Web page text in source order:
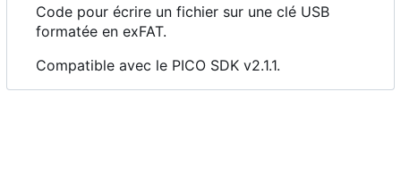
Code pour écrire un fichier sur une clé USB
formatée en exFAT.
Compatible avec le PICO SDK v2.1.1.